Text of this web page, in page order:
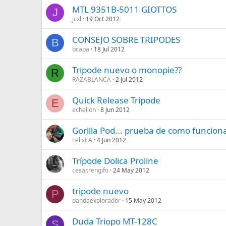
J MTL 9351B-5011 GIOTTOS
jcxl 19 Oct 2012
B CONSEJO SOBRE TRIPODES
bcaba 18 Jul 2012
R Tripode nuevo o monopie??
RAZABLANCA 2 Jul 2012
E Quick Release Trípode
echelion 8 Jun 2012
Gorilla Pod... prueba de como
FelixEA 4 Jun 2012
Trípode Dolica Proline
cesar.rengifo 24 May 2012
P tripode nuevo
pandaexplorador 15 May 2012
Duda Triopo MT-128C